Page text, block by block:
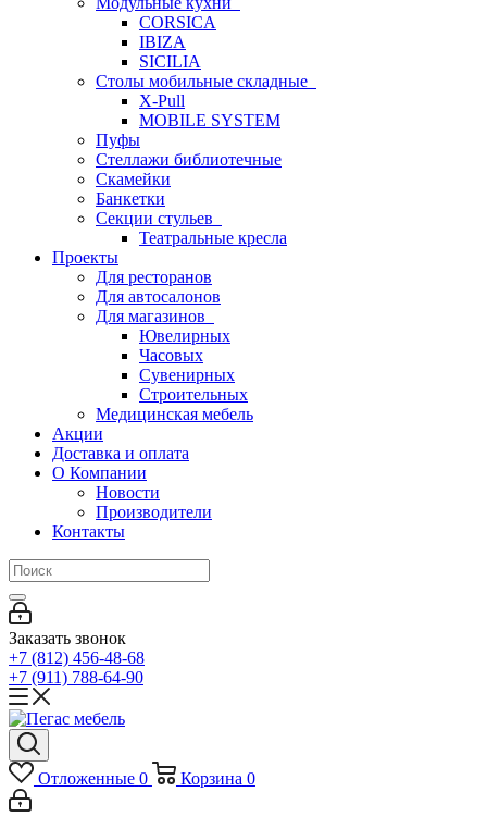
CORSICA
IBIZA
SICILIA
Столы мобильные складные
X-Pull
MOBILE SYSTEM
Пуфы
Стеллажи библиотечные
Скамейки
Банкетки
Секции стульев
Театральные кресла
Проекты
Для ресторанов
Для автосалонов
Для магазинов
Ювелирных
Часовых
Сувенирных
Строительных
Медицинская мебель
Акции
Доставка и оплата
О Компании
Новости
Производители
Контакты
Заказать звонок
+7 (812) 456-48-68
+7 (911) 788-64-90
Отложенные 0 Корзина 0